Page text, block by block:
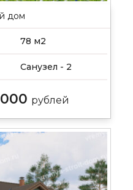
дом
78 м2
Санузел - 2
рублей